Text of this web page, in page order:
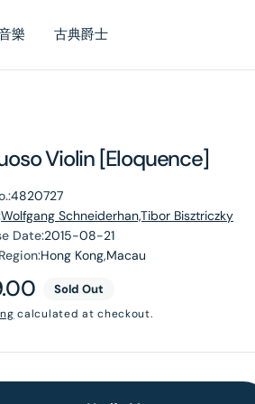
樂 古典爵士
Violin [Eloquence]
4820727
Wolfgang Schneiderhan,Tibor Bisztriczky
Date:2015-08-21
Hong Kong,Macau
Sold Out
calculated at checkout.